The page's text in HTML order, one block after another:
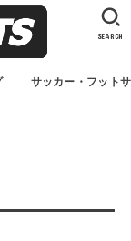
サッカー・フット
SEARCH